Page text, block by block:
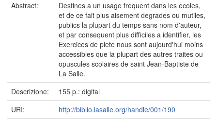
Abstract:
Destines a un usage frequent dans les ecoles,
et de ce fait plus aisement degrades ou mutiles,
publics la plupart du temps sans nom d'auteur,
et par consequent plus difficiles a identifier, les
Exercices de piete nous sont aujourd'hui moins
accessibles que la plupart des autres traites ou
opuscules scolaires de saint Jean-Baptiste de
La Salle.
Descrizione:
155 p.: digital
URI:
http://biblio.lasalle.org/handle/001/190